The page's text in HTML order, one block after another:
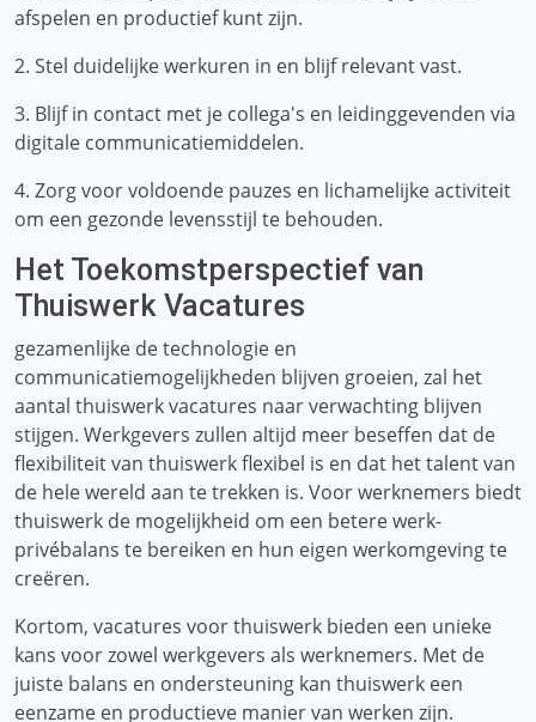
afspelen en productief kunt zijn.
2. Stel duidelijke werkuren in en blijf relevant vast.
3. Blijf in contact met je collega's en leidinggevenden via
digitale communicatiemiddelen.
4. Zorg voor voldoende pauzes en lichamelijke activiteit
om een ​​gezonde levensstijl te behouden.
Het Toekomstperspectief van
Thuiswerk Vacatures
gezamenlijke de technologie en
communicatiemogelijkheden blijven groeien, zal het
aantal thuiswerk vacatures naar verwachting blijven
stijgen. Werkgevers zullen altijd meer beseffen dat de
flexibiliteit van thuiswerk flexibel is en dat het talent van
de hele wereld aan te trekken is. Voor werknemers biedt
thuiswerk de mogelijkheid om een ​​betere werk-
privébalans te bereiken en hun eigen werkomgeving te
creëren.
Kortom, vacatures voor thuiswerk bieden een unieke
kans voor zowel werkgevers als werknemers. Met de
juiste balans en ondersteuning kan thuiswerk een
eenzame en productieve manier van werken zijn.